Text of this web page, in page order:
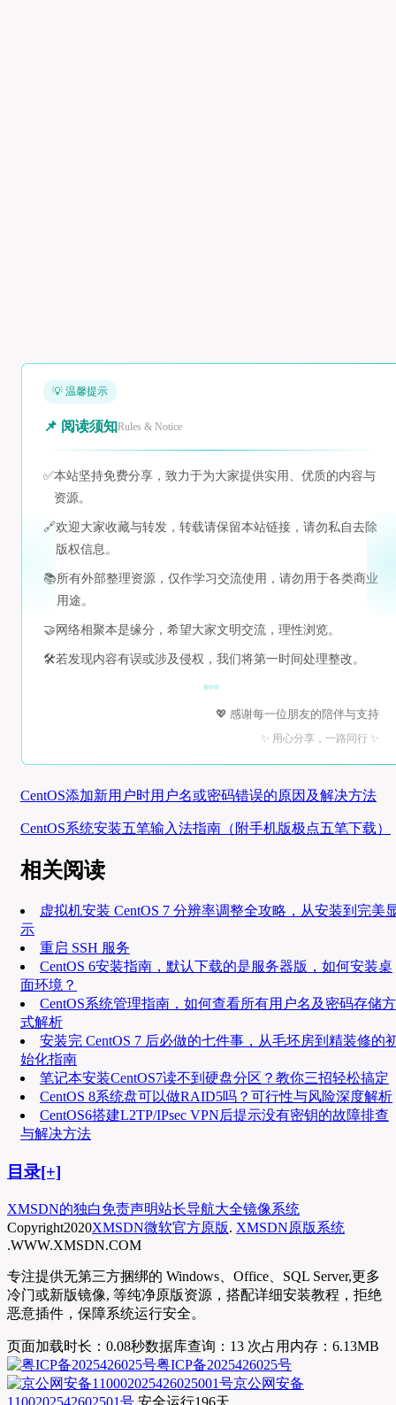
💡 温馨提示
📌 阅读须知Rules & Notice
✅本站坚持免费分享，致力于为大家提供实用、优质的内容与
资源。
🔗欢迎大家收藏与转发，转载请保留本站链接，请勿私自去除
版权信息。
📚所有外部整理资源，仅作学习交流使用，请勿用于各类商业
用途。
🤝 网络相聚本是缘分，希望大家文明交流，理性浏览。
🛠️若发现内容有误或涉及侵权，我们将第一时间处理整改。
💖 感谢每一位朋友的陪伴与支持
✨ 用心分享，一路同行 ✨
CentOS添加新用户时用户名或密码错误的原因及解决方法
CentOS系统安装五笔输入法指南（附手机版极点五笔下载）
相关阅读
虚拟机安装 CentOS 7 分辨率调整全攻略，从安装到完美
示
重启 SSH 服务
CentOS 6安装指南，默认下载的是服务器版，如何安装桌
面环境？
CentOS系统管理指南，如何查看所有用户名及密码存储方
式解析
安装完 CentOS 7 后必做的七件事，从毛坯房到精装修的
始化指南
笔记本安装CentOS7读不到硬盘分区？教你三招轻松搞定
CentOS 8系统盘可以做RAID5吗？可行性与风险深度解析
CentOS6搭建L2TP/IPsec VPN后提示没有密钥的故障排查
与解决方法
目录[+]
XMSDN的独白免责声明站长导航大全镜像系统
Copyright2020XMSDN微软官方原版. XMSDN原版系统
.WWW.XMSDN.COM
专注提供无第三方捆绑的 Windows、Office、SQL Server,更多
冷门或新版镜像, 等纯净原版资源，搭配详细安装教程，拒绝
恶意插件，保障系统运行安全。
页面加载时长：0.08秒数据库查询：13 次占用内存：6.13MB
粤ICP备2025426025号
京公网安备
1100202542602501号 安全运行196天